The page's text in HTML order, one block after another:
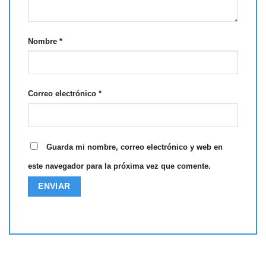
Nombre *
Correo electrónico *
Guarda mi nombre, correo electrónico y web en
este navegador para la próxima vez que comente.